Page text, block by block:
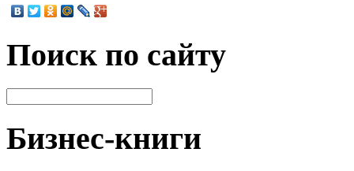
Поиск по сайту
Бизнес-книги